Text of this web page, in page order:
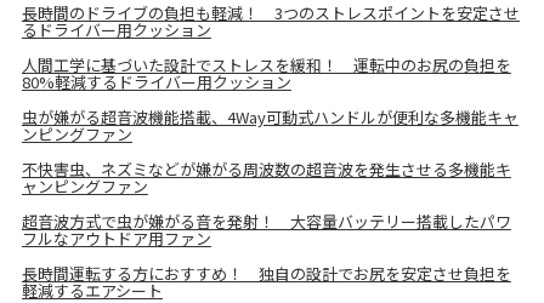
長時間のドライブの負担も軽減！ 3つのストレスポイントを安定させ
るドライバー用クッション
人間工学に基づいた設計でストレスを緩和！ 運転中のお尻の負担を
80%軽減するドライバー用クッション
虫が嫌がる超音波機能搭載、4Way可動式ハンドルが便利な多機能キャ
ンピングファン
不快害虫、ネズミなどが嫌がる周波数の超音波を発生させる多機能キ
ャンピングファン
超音波方式で虫が嫌がる音を発射！ 大容量バッテリー搭載したパワ
フルなアウトドア用ファン
長時間運転する方におすすめ！ 独自の設計でお尻を安定させ負担を
軽減するエアシート